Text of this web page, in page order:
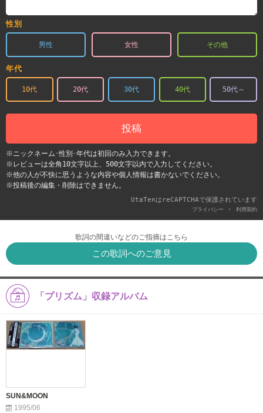
性別
男性 女性 その他
年代
10代 20代 30代 40代 50代～
投稿
※ニックネーム･性別･年代は初回のみ入力できます。
※レビューは全角10文字以上、500文字以内で入力してください。
※他の人が不快に思うような内容や個人情報は書かないでください。
※投稿後の編集・削除はできません。
UtaTenはreCAPTCHAで保護されています
プライバシー - 利用契約
歌詞の間違いなどのご指摘はこちら
この歌詞へのご意見
「プリズム」収録アルバム
SUN&MOON
1995/06